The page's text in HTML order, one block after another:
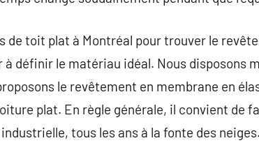
de toit plat à Montréal pour trouver le
à définir le matériau idéal. Nous disposons
le revêtement en membrane en
plat. En règle générale, il convient de
tous les ans à la fonte des